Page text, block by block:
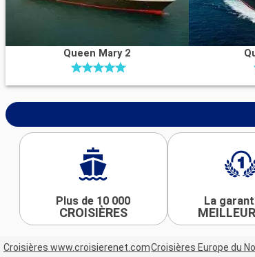
Queen Mary 2
Plus de 10 000
CROISIÈRES
La
Croisières www.croisierenet.comCroisières Europe du